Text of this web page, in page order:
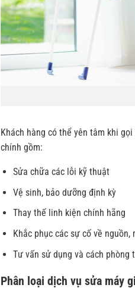
Khách hàng có thể yên tâm khi
chính gồm:
Sửa chữa các lỗi kỹ thuật
Vệ sinh, bảo dưỡng định kỳ
Thay thế linh kiện chính hãng
Khắc phục các sự cố về nguồn,
Tư vấn sử dụng và cách phòng
Phân loại dịch vụ sửa máy